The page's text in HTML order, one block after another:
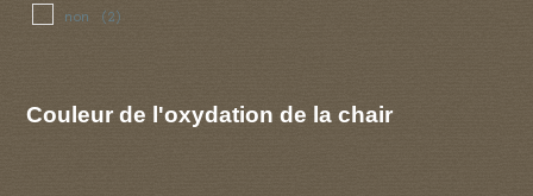
non (2)
Couleur de l'oxydation de la chair